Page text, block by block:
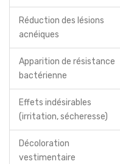
Réduction des lésions
acnéiques
Apparition de résistance
bactérienne
Effets indésirables
(irritation, sécheresse)
Décoloration
vestimentaire